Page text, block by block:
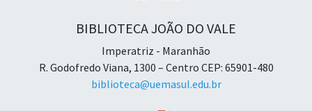
BIBLIOTECA JOÃO DO VALE
Imperatriz - Maranhão
R. Godofredo Viana, 1300 – Centro CEP: 65901-480
biblioteca@uemasul.edu.br